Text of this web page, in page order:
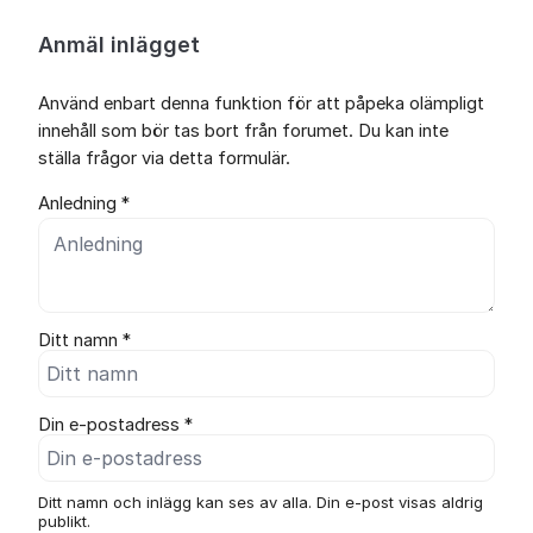
Anmäl inlägget
Använd enbart denna funktion för att påpeka olämpligt
innehåll som bör tas bort från forumet. Du kan inte
ställa frågor via detta formulär.
Anledning *
Ditt namn *
Din e-postadress *
Ditt namn och inlägg kan ses av alla. Din e-post visas aldrig
publikt.